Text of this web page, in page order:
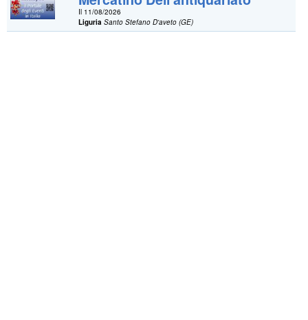
Il 11/08/2026
Liguria Santo Stefano D'aveto (GE)